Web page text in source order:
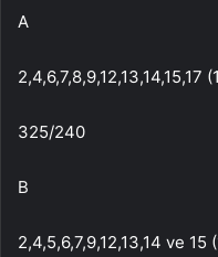
A
2,4,6,7,8,9,12,13,14,15,17
325/240
B
2,4,5,6,7,9,12,13,14 ve 15